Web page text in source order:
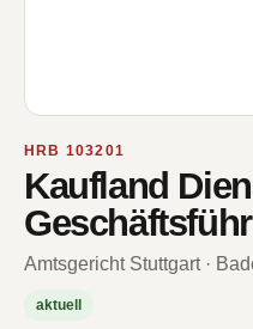
HRB 103201
Kaufland
Amtsgericht Stuttgart ·
aktuell